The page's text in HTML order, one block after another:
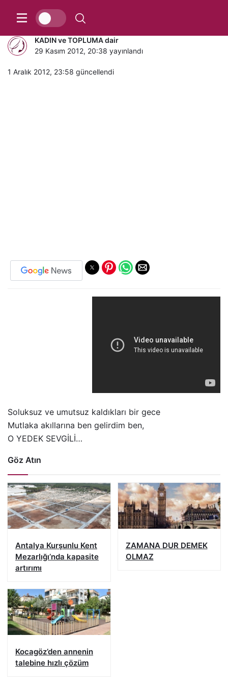
O YEDEK SEVGİLİ / Cezmi ERSÖZ
KADIN ve TOPLUMA dair
29 Kasım 2012, 20:38 yayınlandı
1 Aralık 2012, 23:58 güncellendi
Soluksuz ve umutsuz kaldıkları bir gece
Mutlaka akıllarına ben gelirdim ben,
O YEDEK SEVGİLİ…
Göz Atın
Antalya Kurşunlu Kent
Mezarlığı’nda kapasite
artırımı
ZAMANA DUR DEMEK
OLMAZ
Kocagöz’den annenin
talebine hızlı çözüm